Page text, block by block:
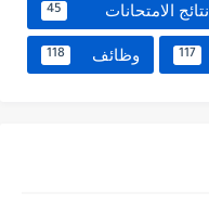
نتائج الامتحانات 45
117 وظائف 118